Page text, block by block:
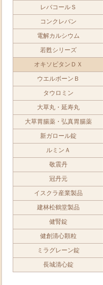
レバコールＳ
コンクレバン
電解カルシウム
若甦シリーズ
オキソビタンＤＸ
ウエルボーンＢ
タウロミン
大草丸・延寿丸
大草胃腸薬・弘真胃腸薬
新ガロール錠
ルミンＡ
敬震丹
冠丹元
イスクラ産業製品
建林松鶴堂製品
健腎錠
健創清心顆粒
ミラグレーン錠
長城清心錠